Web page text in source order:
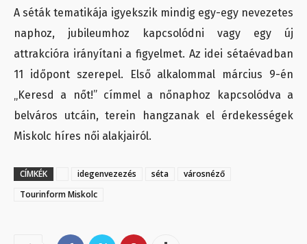
A séták tematikája igyekszik mindig egy-egy nevezetes
naphoz, jubileumhoz kapcsolódni vagy egy új
attrakcióra irányítani a figyelmet. Az idei sétaévadban
11 időpont szerepel. Első alkalommal március 9-én
„Keresd a nőt!” címmel a nőnaphoz kapcsolódva a
belváros utcáin, terein hangzanak el érdekességek
Miskolc híres női alakjairól.
CÍMKÉK idegenvezezés séta
városnéző
Tourinform Miskolc